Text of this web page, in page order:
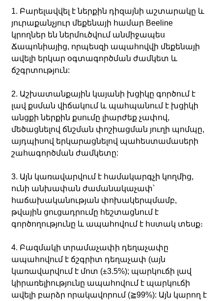
1. Բարելավվել է ներքին դիզայնի աշտարակը և
յուրաքանչյուր մեքենայի համար Beeline
կրողներ են ներմուծվում անմիջապես
Ճապոնիայից, որպեսզի ապահովվի մեքենայի
ավելի երկար օգտագործման ժամկետ և
ճշգրտություն:
2. Աշխատանքային կայանի խցիկը գործում է
լավ քսման վիճակում և պահպանում է խցիկի
անցքի ներքին քսումը լիարժեք չափով,
մեծացնելով ճնշման փոշիացման յուղի պոմպը,
այդպիսով երկարացնելով պահեստամասերի
շահագործման ժամկետը:
3. Այն կառավարվում է համակարգչի կողմից,
ունի անխափան ժամանակաչափ՝
հաճախականության փոխակերպմամբ,
թվային ցուցադրումը հեշտացնում է
գործողությունը և ապահովում է հստակ տեսք։
4. Բազմակի տրամաչափի դեղաչափը
ապահովում է ճշգրիտ դեղաչափ (այն
կառավարվում է մոտ (±3.5%); պարկուճի լավ
կիրառելիությունը ապահովում է պարկուճի
ավելի բարձր որակավորում (≧99%): Այն կարող է